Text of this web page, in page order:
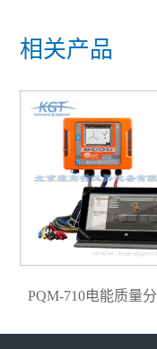
相关产品
PQM-710电能质量